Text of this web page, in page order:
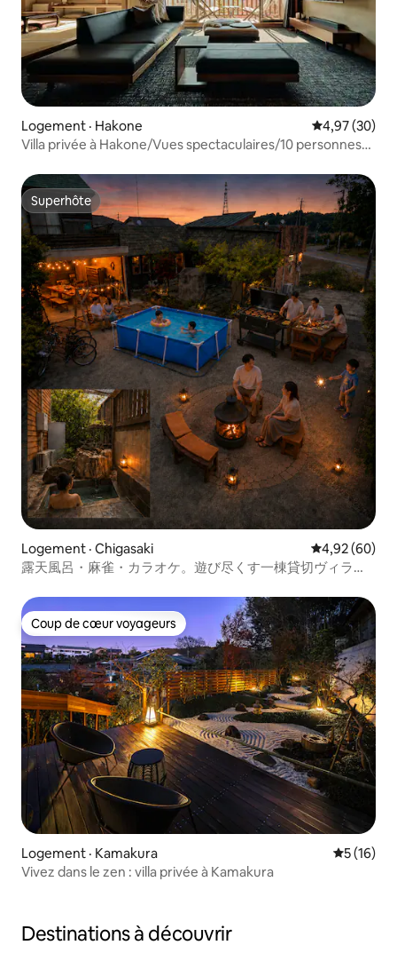
Logement · Hakone Note
4,97 (30)
Villa privée à Hakone/Vues spectaculaires/10 personnes
Superhôte
Superhôte
Logement · Chigasaki Note
4,92 (60)
露天風呂・麻雀・カラオケ。遊び尽くす一棟貸切ヴィラ
Coup de cœur voyageurs
Coup de cœur voyageurs
Logement · Kamakura Note
5 (16)
Vivez dans le zen : villa privée à Kamakura
Destinations à découvrir